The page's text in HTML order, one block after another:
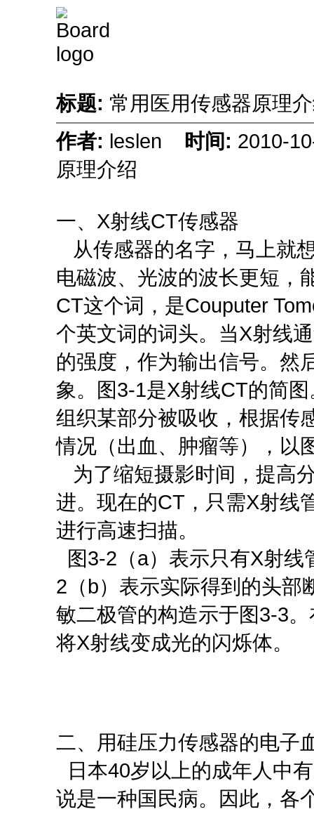
标题: 常用医用传感器原理
作者: leslen 时间: 2010-
原理介绍
一、X射线CT传感器
从传感器的名字，马上就
电磁波、光波的波长更短，
CT这个词，是Couputer
个英文词的词头。当X射线
的强度，作为输出信号。然
象。图3-1是X射线CT的简
组织某部分被吸收，根据传
情况（出血、肿瘤等），以
为了缩短摄影时间，提高
进。现在的CT，只需X射线
进行高速扫描。
图3-2（a）表示只有X射
2（b）表示实际得到的头部
敏二极管的构造示于图3-3
将X射线变成光的闪烁体。
二、用硅压力传感器的电子
日本40岁以上的成年人中
说是一种国民病。因此，各